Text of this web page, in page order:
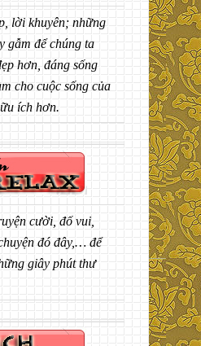
lời khuyên; những
gẫm để chúng ta
hơn, đáng sống
cho cuộc sống của
ích hơn.
cười, đố vui,
đó đây,… để
giây phút thư